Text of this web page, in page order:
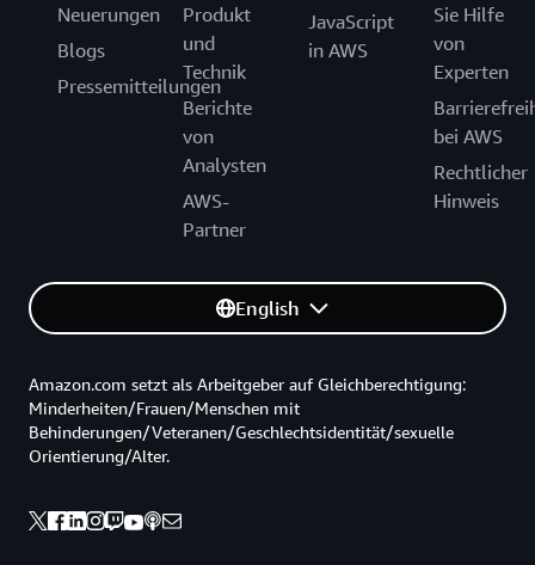
Neuerungen
Blogs
Pressemitteilungen
Produkt
und
Technik
Berichte
von
Analysten
AWS-
Partner
JavaScript
in AWS
Sie Hilfe
von
Experten
bei AWS
Rechtlicher
Hinweis
English
Amazon.com setzt als Arbeitgeber auf Gleichberechtigung:
Minderheiten/Frauen/Menschen mit
Behinderungen/Veteranen/Geschlechtsidentität/sexuelle
Orientierung/Alter.